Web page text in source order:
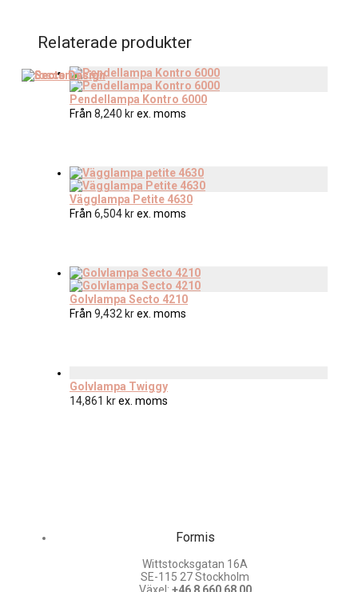
Relaterade produkter
Pendellampa Kontro 6000
Från 8,240 krex. moms
Vägglampa Petite 4630
Från 6,504 krex. moms
Golvlampa Secto 4210
Från 9,432 krex. moms
Golvlampa Twiggy
14,861 krex. moms
Formis
Wittstocksgatan 16A
SE-115 27 Stockholm
Växel: +46 8 660 68 00